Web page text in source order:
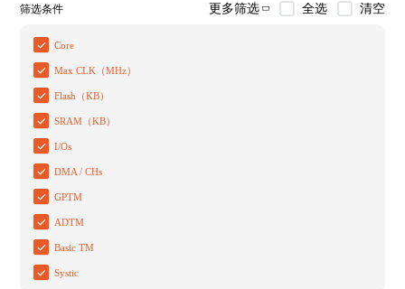
筛选条件 更多筛选 全选 清空
Core
Max CLK（MHz）
Flash（KB）
SRAM（KB）
I/Os
DMA / CHs
GPTM
ADTM
Basic TM
Systic